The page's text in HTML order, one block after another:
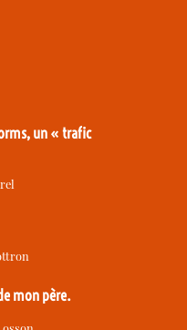
un « trafic
mon père.